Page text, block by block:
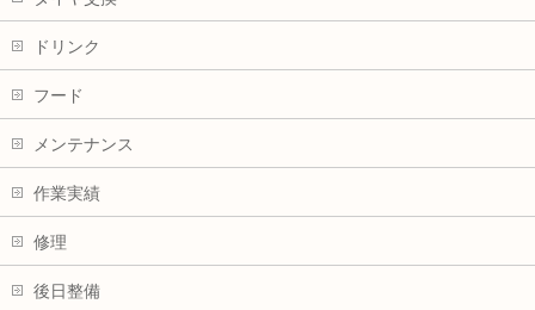
ドリンク
フード
メンテナンス
作業実績
修理
後日整備